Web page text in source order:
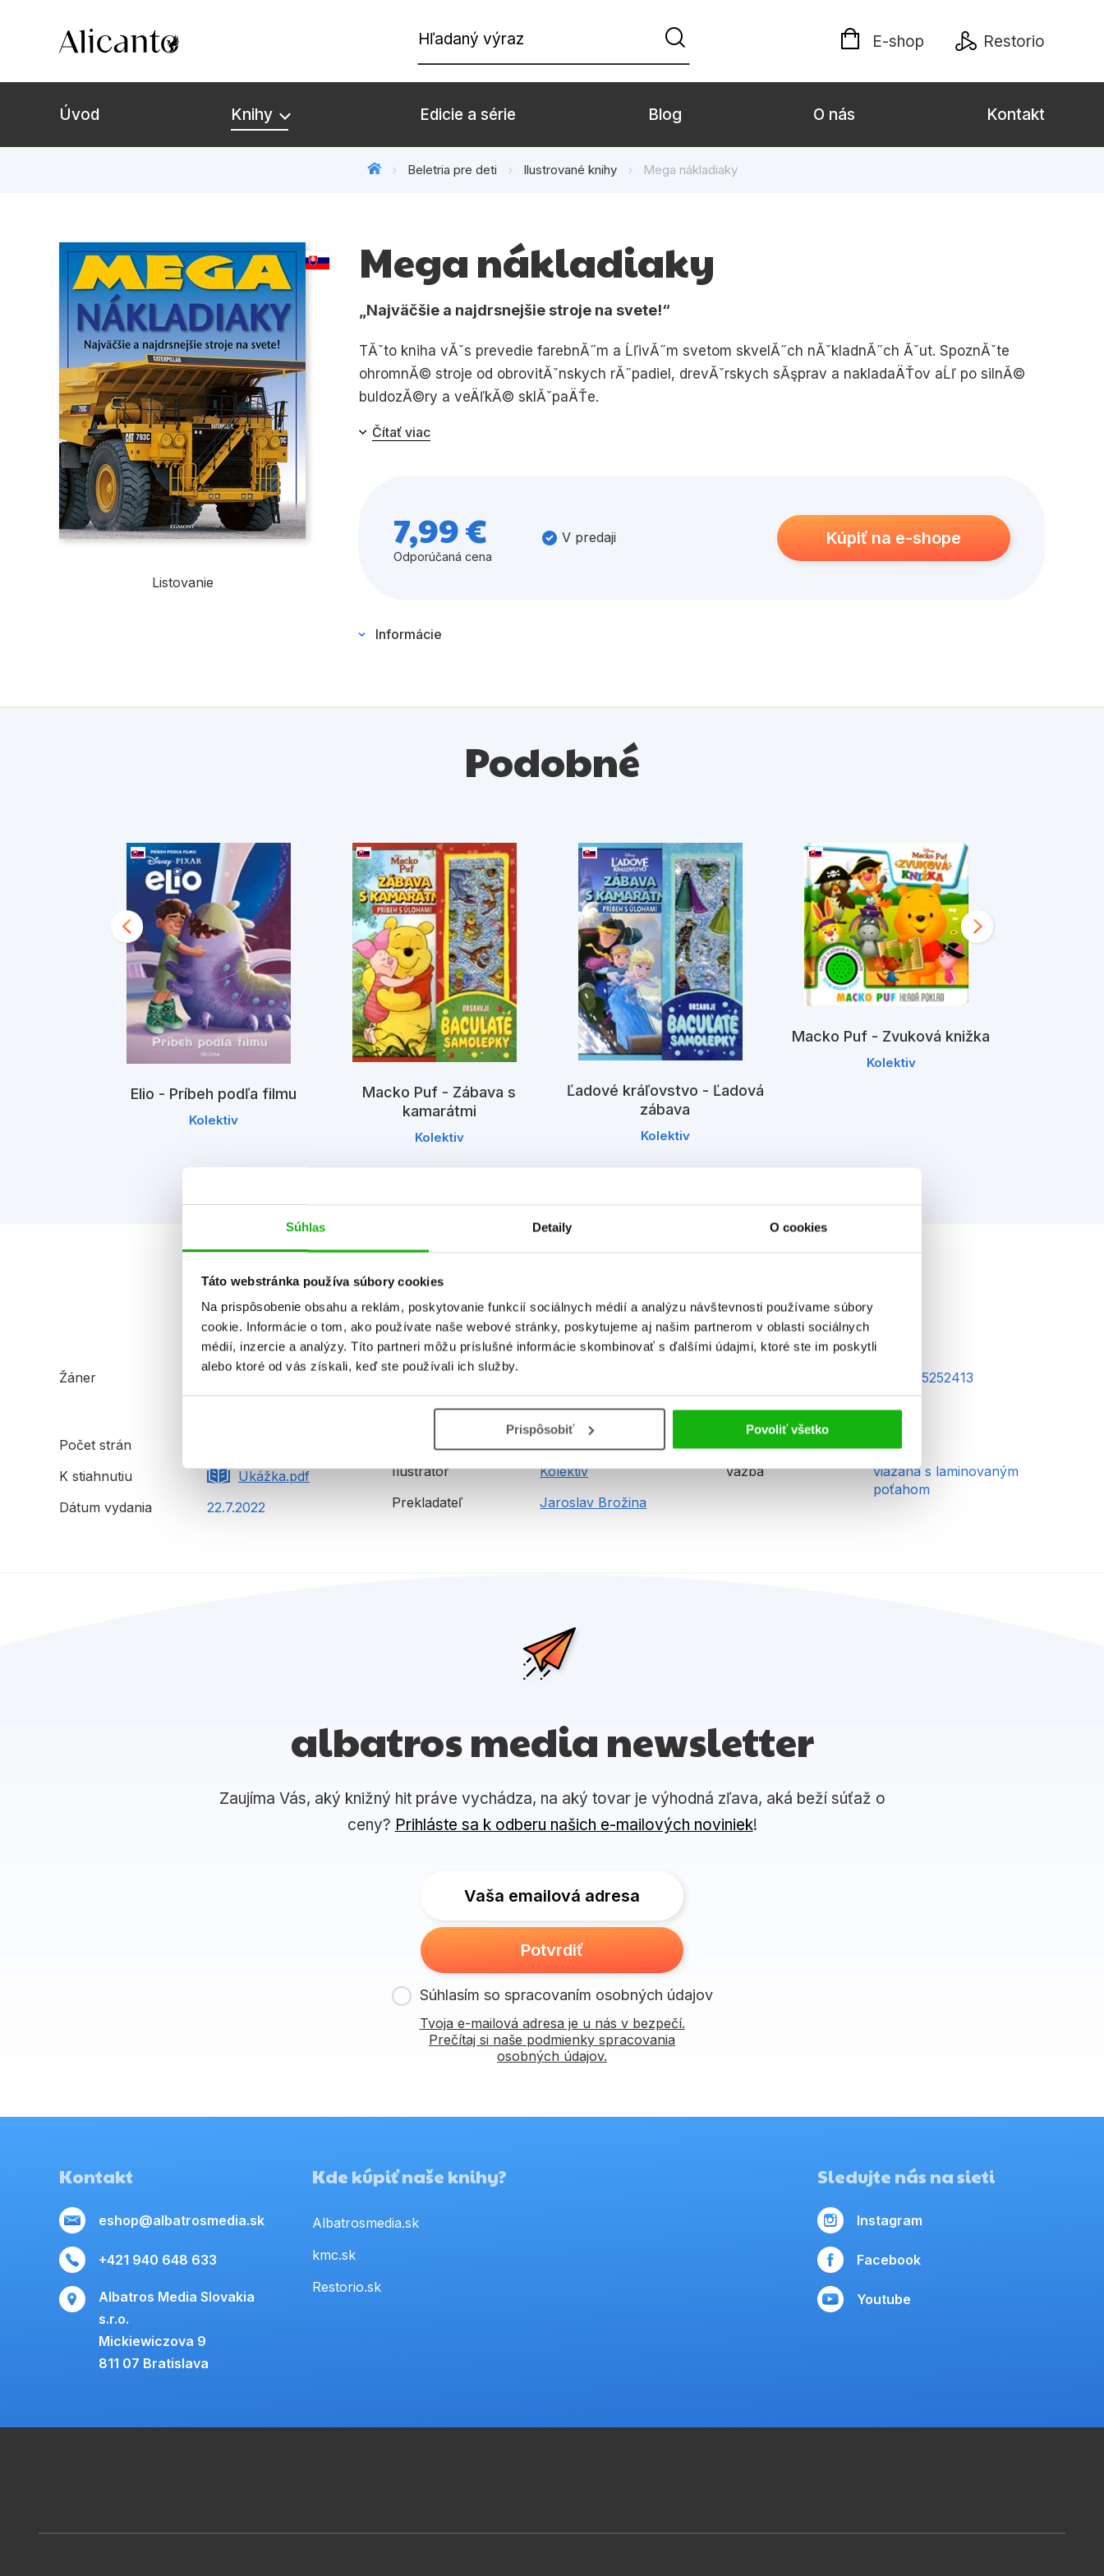
Súhlas Detaily O cookies
Táto webstránka používa súbory cookies
Na prispôsobenie obsahu a reklám, poskytovanie funkcií sociálnych médií a analýzu návštevnosti používame súbory
cookie. Informácie o tom, ako používate naše webové stránky, poskytujeme aj našim partnerom v oblasti sociálnych
médií, inzercie a analýzy. Títo partneri môžu príslušné informácie skombinovať s ďalšími údajmi, ktoré ste im poskytli
alebo ktoré od vás získali, keď ste používali ich služby.
Prispôsobiť Povoliť všetko
Hľadaný výraz E-shop Restorio
Úvod Knihy
Beletria pre deti Beletria pre dospelých
Komiks Počítače
Populárno - náučné pre deti
Všetky kategórie
Edicie a série Blog O nás Kontakt
Beletria pre deti Ilustrované knihy Mega nákladiaky
Listovanie
Mega nákladiaky
Najväčšie a najdrsnejšie stroje na svete!
TĂˇto kniha vĂˇs prevedie farebnĂ˝m a ĹľivĂ˝m svetom skvelĂ˝ch nĂˇkladnĂ˝ch Ăˇut. SpoznĂˇte
ohromnĂ© stroje od obrovitĂˇnskych rĂ˝padiel, drevĂˇrskych sĂşprav a nakladaÄŤov aĹľ po silnĂ©
buldozĂ©ry a veÄľkĂ© sklĂˇpaÄŤe.
Čítať viac
7,99 €
Odporúčaná cena
V predaji Kúpiť na e-shope
Informácie
Podobné
Elio - Príbeh podľa filmu
Kolektiv
Macko Puf - Zábava s
kamarátmi
Kolektiv
Ľadové kráľovstvo - Ľadová
zábava
Kolektiv
Macko Puf - Zvuková knižka
Kolektiv
Informácie
Žáner
Počet strán
K stiahnutiu
Ukážka.pdf
Dátum vydania
22.7.2022
Formát
Hmotnosť
0,395 kg
slovenčina
Ilustrátor
Kolektiv
Prekladateľ
Jaroslav Brožina
9788025252413
Vek od
5
Väzba
viazaná s laminovaným
poťahom
albatros media newsletter
Zaujíma Vás, aký knižný hit práve vychádza, na aký tovar je výhodná zľava, aká beží súťaž o
ceny? Prihláste sa k odberu našich e-mailových noviniek!
Vaša emailová adresa
Potvrdiť
Súhlasím so spracovaním osobných údajov
Tvoja e-mailová adresa je u nás v bezpečí.
Prečítaj si naše podmienky spracovania
osobných údajov.
Kontakt
eshop@albatrosmedia.sk
+421 940 648 633
Albatros Media Slovakia
s.r.o.
Mickiewiczova 9
811 07 Bratislava
Kde kúpiť naše knihy?
Albatrosmedia.sk
kmc.sk
Restorio.sk
Sledujte nás na sieti
Instagram
Facebook
Youtube